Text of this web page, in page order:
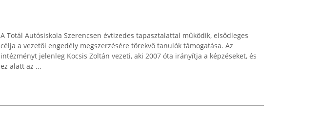
A Totál Autósiskola Szerencsen évtizedes tapasztalattal működik, elsődleges
célja a vezetői engedély megszerzésére törekvő tanulók támogatása. Az
intézményt jelenleg Kocsis Zoltán vezeti, aki 2007 óta irányítja a képzéseket, és
ez alatt az ...